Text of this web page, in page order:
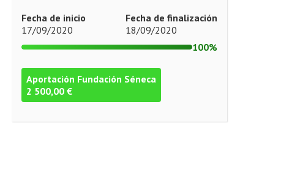
Fecha de inicio
17/09/2020
Fecha de finalización
18/09/2020
100%
Aportación Fundación Séneca
2 500,00 €